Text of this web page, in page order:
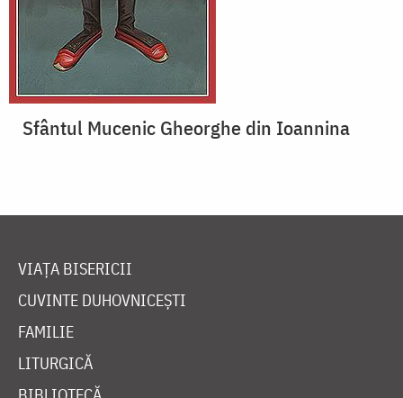
Sfântul Mucenic Gheorghe din Ioannina
VIAȚA BISERICII
CUVINTE DUHOVNICEȘTI
FAMILIE
LITURGICĂ